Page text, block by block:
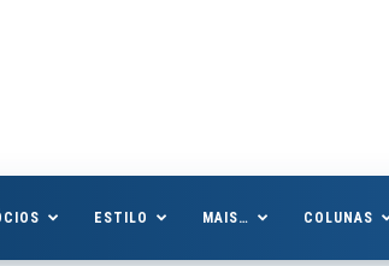
ESTILO MAIS… COLUNAS